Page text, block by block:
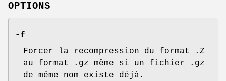
OPTIONS
-f
Forcer la recompression du format .Z
au format .gz même si un fichier .gz
de même nom existe déjà.